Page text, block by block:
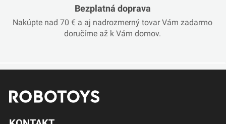
Bezplatná doprava
Nakúpte nad 70 € a aj nadrozmerný tovar Vám zadarmo
doručíme až k Vám domov.